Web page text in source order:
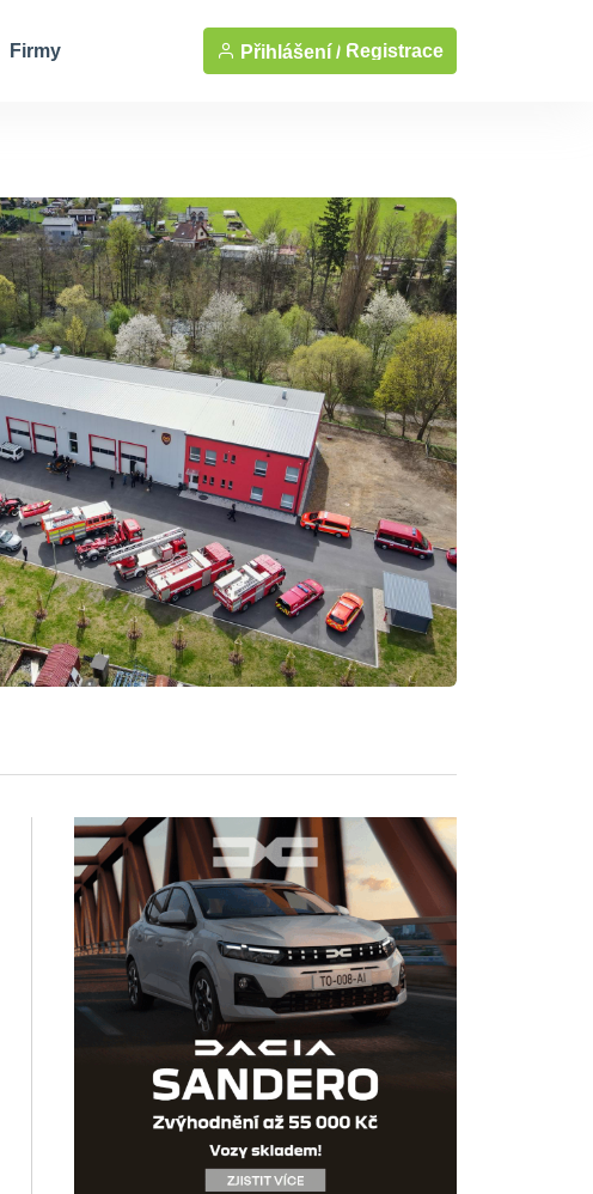
Firmy Přihlášení / Registrace